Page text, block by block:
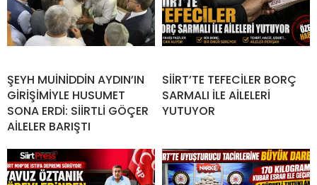
ŞEYH MUİNİDDİN AYDIN’IN
GİRİŞİMİYLE HUSUMET
SONA ERDİ: SİİRTLİ GÖÇER
AİLELER BARIŞTI
SİİRT’TE TEFECİLER BORÇ
SARMALI İLE AİLELERİ
YUTUYOR